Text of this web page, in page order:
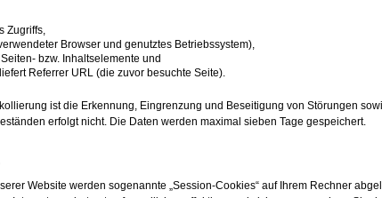
Zugriffs,
Browser und genutztes Betriebssystem),
bzw. Inhaltselemente und
Referrer URL (die zuvor besuchte Seite).
ist die Erkennung, Eingrenzung und Beseitigung von Störungen
erfolgt nicht. Die Daten werden maximal sieben Tage gespeichert.
Website werden sogenannte „Session-Cookies“ auf Ihrem Rechner